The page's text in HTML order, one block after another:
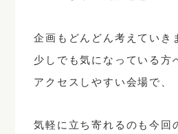
企画もどんどん考えていき
少しでも気になっている方
アクセスしやすい会場で、
気軽に立ち寄れるのも今回